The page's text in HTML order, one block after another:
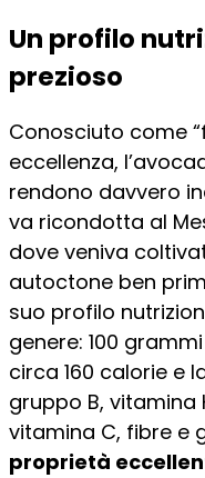
Un profilo
prezioso
Conosciuto come
eccellenza,
rendono davvero
va ricondotta al
dove veniva
autoctone ben
suo profilo
genere: 100
circa 160 calorie e
gruppo B, vitamina
vitamina C, fibre e
proprietà